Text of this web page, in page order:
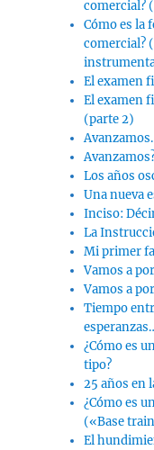
comercial?
Cómo es la
comercial?
El examen
El examen
(parte 2)
Los años
Una nueva
Inciso:
La
Mi primer
Vamos a
Vamos a
Tiempo
¿Cómo es
tipo?
25 años en
¿Cómo es
(«Base
El